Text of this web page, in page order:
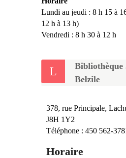
Lundi au jeudi : 8 h 15 à
12 h à 13 h)
Vendredi : 8 h 30 à 12 h
Bibliothèque
Belzile
378, rue Principale,
J8H 1Y2
Téléphone : 450 562-
Horaire